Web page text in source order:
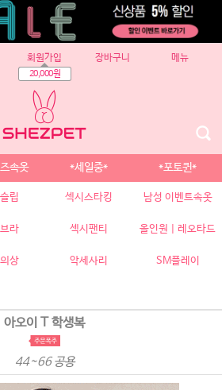
회원가입
20,000원
장바구니 메뉴
속옷 *세일중* *포토퀸*
립 섹시스타킹 남성 이벤트속옷
라 섹시팬티 올인원 | 레오타드
상 악세사리 SM플레이
아오이 T 학생복
44~66 공용